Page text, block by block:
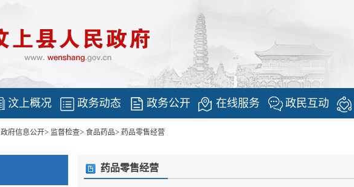
汶上概况 政务动态 政务公开 在线服务 政民互动
政府信息公开> 监督检查> 食品药品> 药品零售经营
药品零售经营